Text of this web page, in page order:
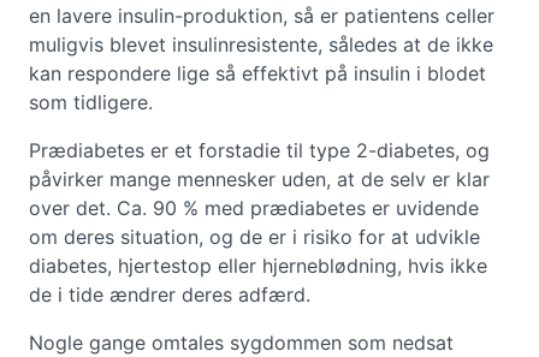
en lavere insulin-produktion, så er patientens celler
muligvis blevet insulinresistente, således at de ikke
kan respondere lige så effektivt på insulin i blodet
som tidligere.
Prædiabetes er et forstadie til type 2-diabetes, og
påvirker mange mennesker uden, at de selv er klar
over det. Ca. 90 % med prædiabetes er uvidende
om deres situation, og de er i risiko for at udvikle
diabetes, hjertestop eller hjerneblødning, hvis ikke
de i tide ændrer deres adfærd.
Nogle gange omtales sygdommen som nedsat